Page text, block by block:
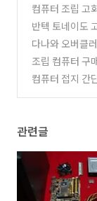
컴퓨터 조립 고
벽 가이드
(225)
반텍 토네이도
TEC
(33)
다나와 오버클
맨 i5 부문 1등
조립 컴퓨터 구
컴퓨터 접지 간
관련글